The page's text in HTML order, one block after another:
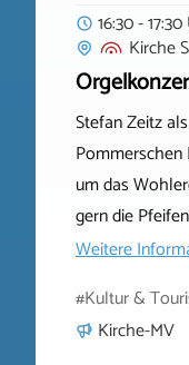
16:30 -
Kirche
Stefan Zeitz
um das
gern die
Weitere
#Kultur &
Kirche-MV